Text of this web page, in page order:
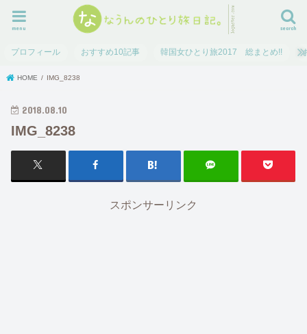
search
menu
プロフィール おすすめ10記事 韓国女ひとり旅2017 総まとめ!!
HOME IMG_8238
2018.08.10
IMG_8238
スポンサーリンク